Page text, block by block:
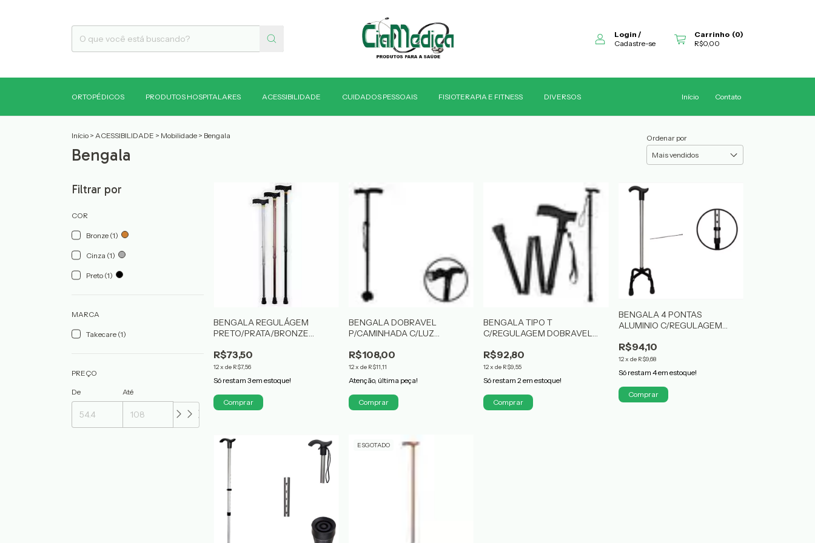
Login /
Cadastre-se
Carrinho (0)
R$0,00
ORTOPÉDICOS PRODUTOS HOSPITALARES ACESSIBILIDADE CUIDADOS PESSOAIS FISIOTERAPIA E FITNESS DIVERSOS Início Contato
Início > ACESSIBILIDADE > Mobilidade > Bengala
Bengala
Ordenar por
Filtrar por
COR
Bronze (1)
Cinza (1)
Preto (1)
MARCA
Takecare (1)
PREÇO
De Até
BENGALA REGULÁGEM
PRETO/PRATA/BRONZE
R$73,50
12xde R$7,56
Só restam3em estoque!
Comprar
BENGALA DOBRAVEL
P/CAMINHADA C/LUZ
R$108,00
12x de R$11,11
Atenção, última peça!
BENGALA TIPO T
C/REGULAGEM DOBRAVEL
R$92,80
12xde R$9,55
Só restam2em estoque!
BENGALA 4 PONTAS
ALUMINIO C/REGULAGEM
R$94,10
12x de R$9,68
Só restam 4em estoque!
ESGOTADO